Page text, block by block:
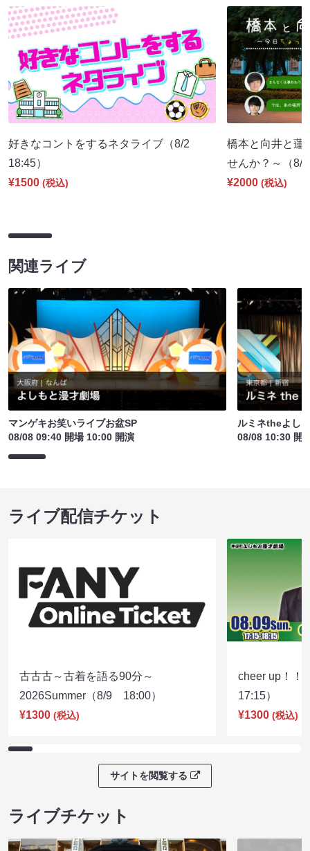
好きなコントをするネタライブ（8/2
18:45）
¥1500 (税込)
橋本と向井と蓮
せんか？～（
¥2000 (税込)
関連ライブ
マンゲキお笑いライブお盆SP
08/08 09:40 開場 10:00 開演
ルミネtheよし
08/08 10:30 開
ライブ配信チケット
古古古～古着を語る90分～
2026Summer（8/9 18:00）
¥1300 (税込)
cheer up！
17:15）
¥1300 (税込)
サイトを閲覧する
ライブチケット